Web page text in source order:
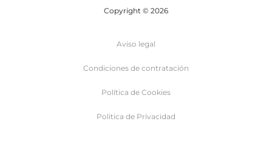
Copyright © 2026
Aviso legal
Condiciones de contratación
Política de Cookies
Politica de Privacidad